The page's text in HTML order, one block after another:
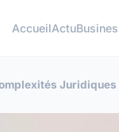
AccueilActu
Juridiques